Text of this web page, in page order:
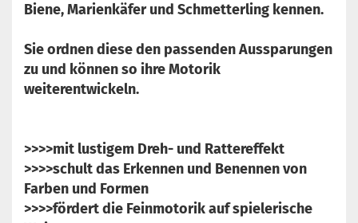
Biene, Marienkäfer und Schmetterling kennen.
Sie ordnen diese den passenden Aussparungen
zu und können so ihre Motorik
weiterentwickeln.
>>>>mit lustigem Dreh- und Rattereffekt
>>>>schult das Erkennen und Benennen von
Farben und Formen
>>>>fördert die Feinmotorik auf spielerische